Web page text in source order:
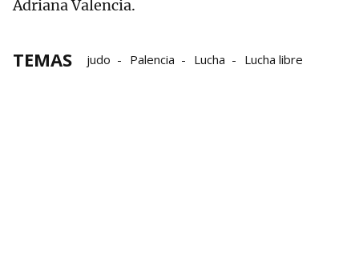
Adriana Valencia.
TEMAS judo Palencia Lucha Lucha libre